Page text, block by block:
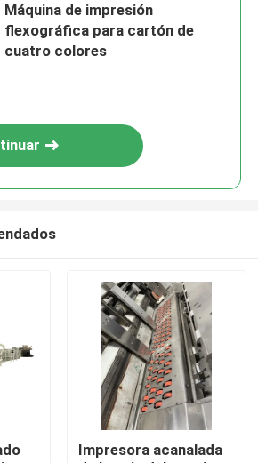
Máquina de impresión
flexográfica para cartón de
cuatro colores
Impresora acanalada